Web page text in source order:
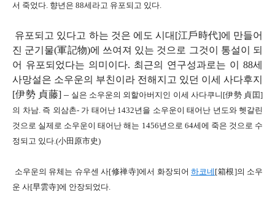
서 죽었다. 향년은 88세라고 유포되고 있다.
유포되고 있다고 하는 것은 에도 시대[江戶時代]에 만들어
진 군기물(軍記物)에 쓰여져 있는 것으로 그것이 통설이 되
어 유포되었다는 의미이다. 최근의 연구성과로는 이 88세
사망설은 소우운의 부친이라 전해지고 있던 이세 사다후지
[伊勢 貞藤] – 실은 소우운의 외할아버지인 이세 사다쿠니 [伊勢 貞囯]
의 차남. 즉 외삼촌- 가 태어난1432년을 소우운이 태어난 년도와 헷갈린
것으로 실제로 소우운이 태어난 해는 1456년으로 64세에 죽은 것으로 수
정되고 있다.(小田原市史)
소우운의 유체는 슈우센 사[修禅寺]에서 화장되어 하코네 [箱根]의 소우
운 사[早雲寺]에 안장되었다.